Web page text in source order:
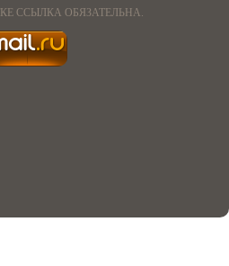
ССЫЛКА ОБЯЗАТЕЛЬНА.